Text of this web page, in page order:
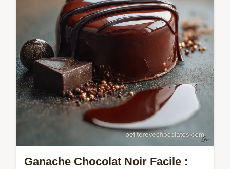
fondant avec un cœur coulant…
Ganache Chocolat Noir Facile :